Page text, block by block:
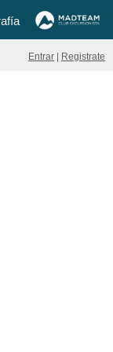
Entrar Registrate